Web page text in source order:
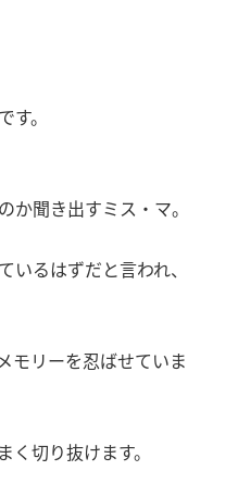
。
聞き出すミス・マ。
るはずだと言われ、
モリーを忍ばせていま
切り抜けます。